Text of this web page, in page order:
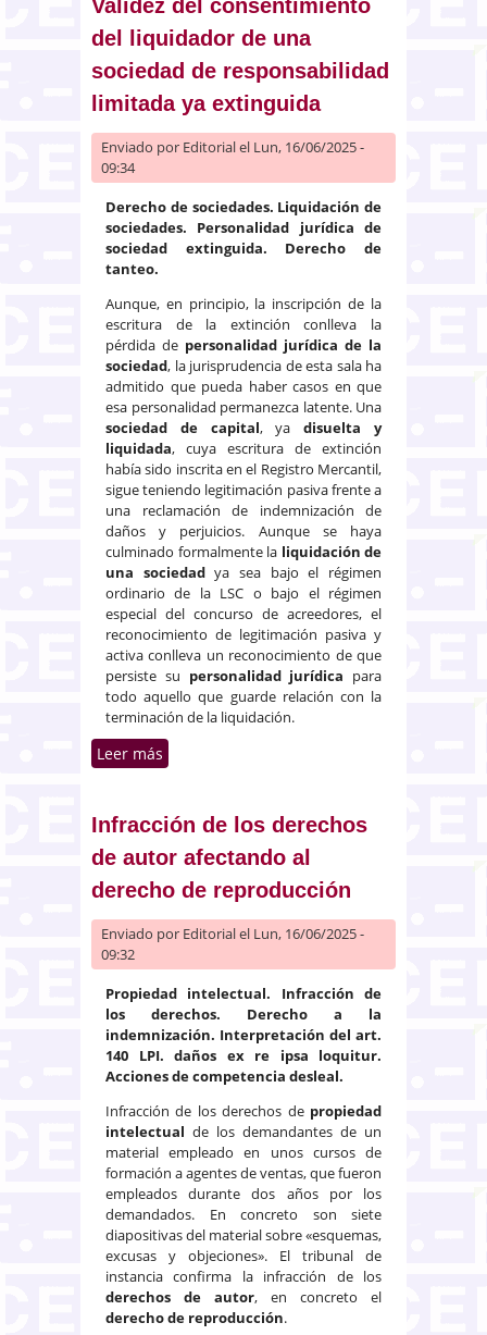
Validez del consentimiento
del liquidador de una
sociedad de responsabilidad
limitada ya extinguida
Enviado por Editorialel Lun, 16/06/2025 -
09:34
Derecho de sociedades. Liquidación de
sociedades. Personalidad jurídica de
sociedad extinguida. Derecho de
tanteo.
Aunque, en principio, la inscripción de la
escritura de la extinción conlleva la
pérdida de personalidad jurídica de la
sociedad, la jurisprudencia de esta sala ha
admitido que pueda haber casos en que
esa personalidad permanezca latente. Una
sociedad de capital, yadisuelta y
liquidada, cuya escritura de extinción
había sido inscrita en el Registro Mercantil,
sigue teniendo legitimación pasiva frente a
una reclamación de indemnización de
daños y perjuicios. Aunque se haya
culminado formalmente la liquidación de
una sociedadya sea bajo el régimen
ordinario de la LSC o bajo el régimen
especial del concurso de acreedores, el
reconocimiento de legitimación pasiva y
activa conlleva un reconocimiento de que
persiste su personalidad jurídica para
todo aquello que guarde relación con la
terminación de la liquidación.
Leer más
extinguida
Infracción de los derechos
de autor afectando al
derecho de reproducción
Enviado por Editorialel Lun, 16/06/2025 -
09:32
Propiedad intelectual. Infracción de
los derechos. Derecho a la
indemnización. Interpretación del art.
140 LPI. daños ex re ipsa loquitur.
Acciones de competencia desleal.
Infracción de los derechos de propiedad
intelectual de los demandantes de un
material empleado en unos cursos de
formación a agentes de ventas, que fueron
empleados durante dos años por los
demandados. En concreto son siete
diapositivas del material sobre «esquemas,
excusas y objeciones». El tribunal de
instancia confirma la infracción de los
derechos de autor, en concreto el
derecho de reproducción.